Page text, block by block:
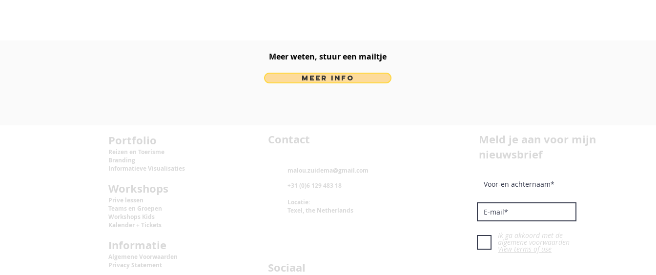
Meer weten, stuur een mailtje​
MEER INFO
Ik ga akkoord met de
algemene voorwaarden
View terms of use
Portfolio
Reizen en Toerisme
Branding
Informatieve Visualisaties
Workshops
Prive lessen
Teams en Groepen
Workshops Kids
Kalender + Tickets
Informatie
Algemene Voorwaarden
Privacy Statement
Contact
malou.zuidema@gmail.com
+31 (0)6 129 483 18
Locatie:
Texel, the Netherlands
Sociaal
Meld je aan voor mijn
nieuwsbrief